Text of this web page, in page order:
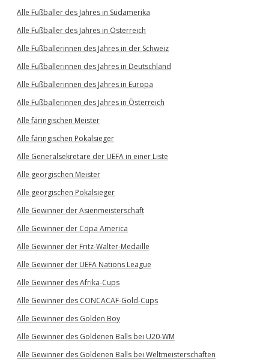
Alle Fußballer des Jahres in Südamerika
Alle Fußballer des Jahres in Österreich
Alle Fußballerinnen des Jahres in der Schweiz
Alle Fußballerinnen des Jahres in Deutschland
Alle Fußballerinnen des Jahres in Europa
Alle Fußballerinnen des Jahres in Österreich
Alle färingischen Meister
Alle färingischen Pokalsieger
Alle Generalsekretäre der UEFA in einer Liste
Alle georgischen Meister
Alle georgischen Pokalsieger
Alle Gewinner der Asienmeisterschaft
Alle Gewinner der Copa America
Alle Gewinner der Fritz-Walter-Medaille
Alle Gewinner der UEFA Nations League
Alle Gewinner des Afrika-Cups
Alle Gewinner des CONCACAF-Gold-Cups
Alle Gewinner des Golden Boy
Alle Gewinner des Goldenen Balls bei U20-WM
Alle Gewinner des Goldenen Balls bei Weltmeisterschaften